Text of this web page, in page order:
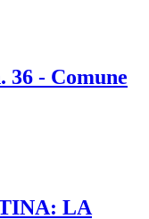
36 - Comune
LA